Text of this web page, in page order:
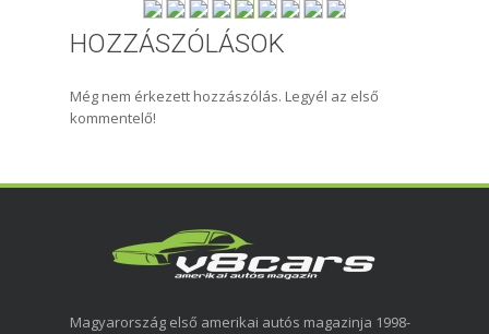
HOZZÁSZÓLÁSOK
Még nem érkezett hozzászólás. Legyél az első
kommentelő!
Magyarország első amerikai autós magazinja 1998-